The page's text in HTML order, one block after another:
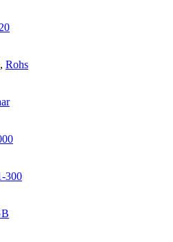
, Rohs
300